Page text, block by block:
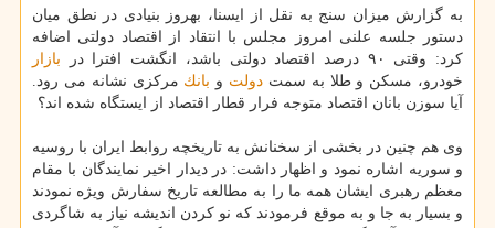
به گزارش میزان سنج به نقل از ایسنا، بهروز بنیادی در نطق میان
دستور جلسه علنی امروز مجلس با انتقاد از اقتصاد دولتی اضافه
كرد: وقتی ۹۰ درصد اقتصاد دولتی باشد، انگشت افترا در
بازار
خودرو، مسكن و طلا به سمت دولت و بانك مركزی نشانه می رود.
آیا سوزن بانان اقتصاد متوجه فرار قطار اقتصاد از ایستگاه شده اند؟
وی هم چنین در بخشی از سخنانش به تاریخچه روابط ایران با روسیه
و سوریه اشاره نمود و اظهار داشت: در دیدار اخیر نمایندگان با مقام
معظم رهبری ایشان همه ما را به مطالعه تاریخ سفارش ویژه نمودند
و بسیار به جا و به موقع فرمودند كه نو كردن اندیشه نیاز به شاگردی